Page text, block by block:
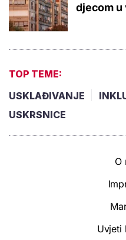
djecom u
TOP TEME:
USKLAĐIVANJE
USKRSNICE
O
Uvjeti